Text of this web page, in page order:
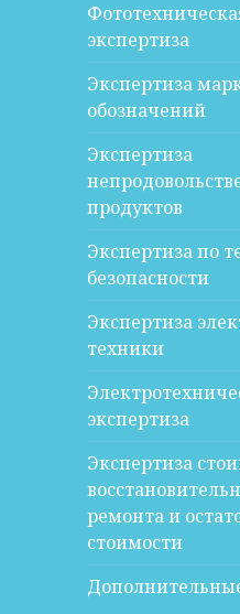
экспертиза
Экспертиза
обозначений
Экспертиза
продуктов
Экспертиза по
безопасности
Экспертиза
техники
экспертиза
Экспертиза
ремонта и
стоимости